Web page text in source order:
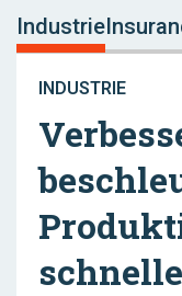
Industrie
INDUSTRIE